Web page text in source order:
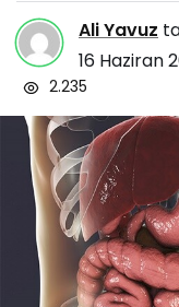
Ali Yavuz
16 Haziran
2.235